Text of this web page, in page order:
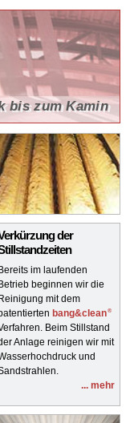
bis zum Kamin
bis zum Kamin
der
Bereits im laufenden
Betrieb beginnen wir die
Reinigung mit dem
bang&clean®
Beim Stillstand
Anlage reinigen wir mit
und
... mehr